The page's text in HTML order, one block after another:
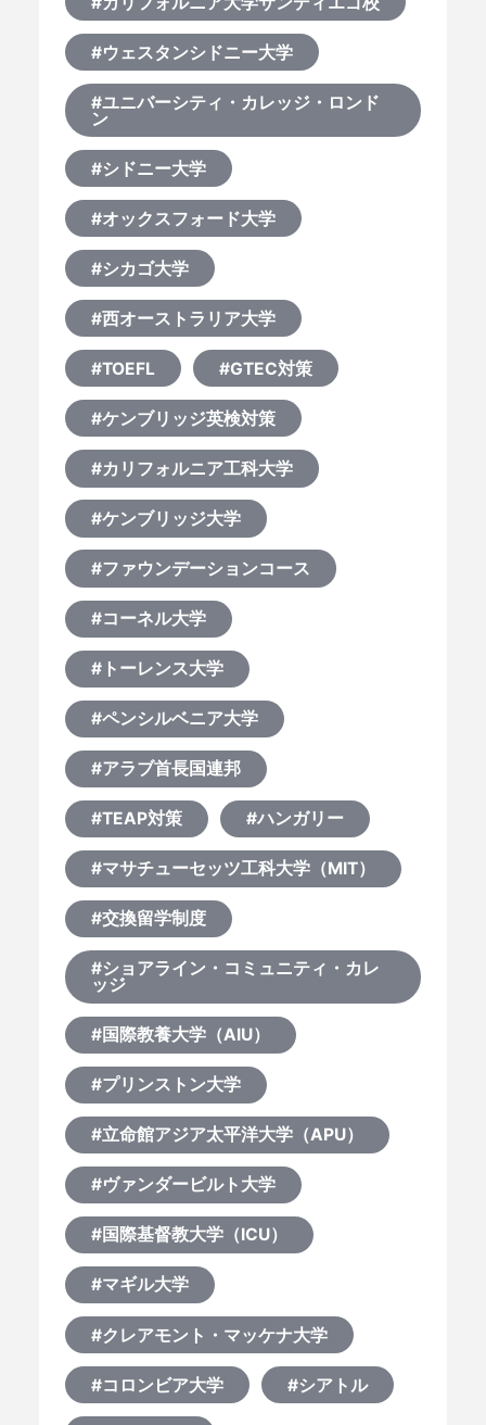
#ウェスタンシドニー大学
#ユニバーシティ・カレッジ・ロンド
ン
#シドニー大学
#オックスフォード大学
#シカゴ大学
#西オーストラリア大学
#TOEFL #GTEC対策
#ケンブリッジ英検対策
#カリフォルニア工科大学
#ケンブリッジ大学
#ファウンデーションコース
#コーネル大学
#トーレンス大学
#ペンシルベニア大学
#アラブ首長国連邦
#TEAP対策 #ハンガリー
#マサチューセッツ工科大学（MIT）
#交換留学制度
#ショアライン・コミュニティ・カレ
ッジ
#国際教養大学（AIU）
#プリンストン大学
#立命館アジア太平洋大学（APU）
#ヴァンダービルト大学
#国際基督教大学（ICU）
#マギル大学
#クレアモント・マッケナ大学
#コロンビア大学 #シアトル